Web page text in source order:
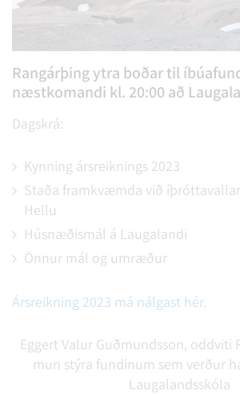
Rangárþing ytra boðar til
næstkomandi kl. 20:00 að
Dagskrá:
Kynning ársreiknings 2023
Staða framkvæmda við
Hellu
Húsnæðismál á Laugalandi
Önnur mál og umræður
Ársreikning 2023 má nálgast hér.
Eggert Valur Guðmundsson, oddviti
mun stýra fundinum sem verður
Laugalandsskóla